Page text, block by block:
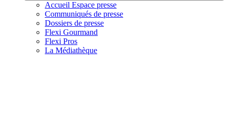
Accueil Espace presse
Communiqués de presse
Dossiers de presse
Flexi Gourmand
Flexi Pros
La Médiathèque